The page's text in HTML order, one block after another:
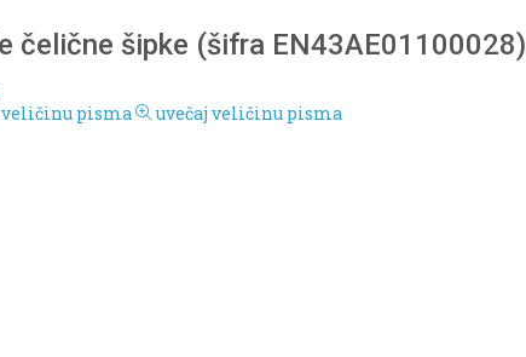
čelične šipke (šifra EN43AE01100028)
pisma
uvečaj veličinu pisma